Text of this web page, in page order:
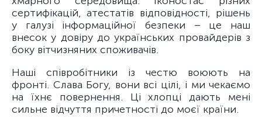
сертифікацій, атестатів відповідності, рішень
у галузі інформаційної безпеки – це наш
внесок у довіру до українських провайдерів з
боку вітчизняних споживачів.
Наші співробітники із честю воюють на
фронті. Слава Богу, вони всі цілі, і ми чекаємо
на їхнє повернення. Ці хлопці дають мені
сильне відчуття причетності до моєї країни.